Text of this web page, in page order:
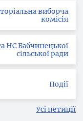
виборча
комісія
НС Бабчинецької
сільської ради
Події
Усі петиції